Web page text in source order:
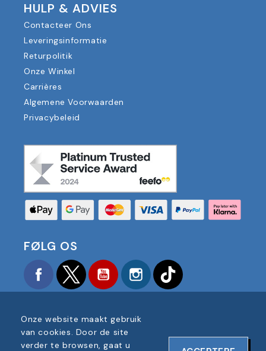
HULP & ADVIES
Contacteer Ons
Leveringsinformatie
Returpolitik
Onze Winkel
Carrières
Algemene Voorwaarden
Privacybeleid
FØLG OS
FacebookTwitter YouTubeInstagram
Onze website maakt gebruik
van cookies. Door de site
verder te browsen, gaat u